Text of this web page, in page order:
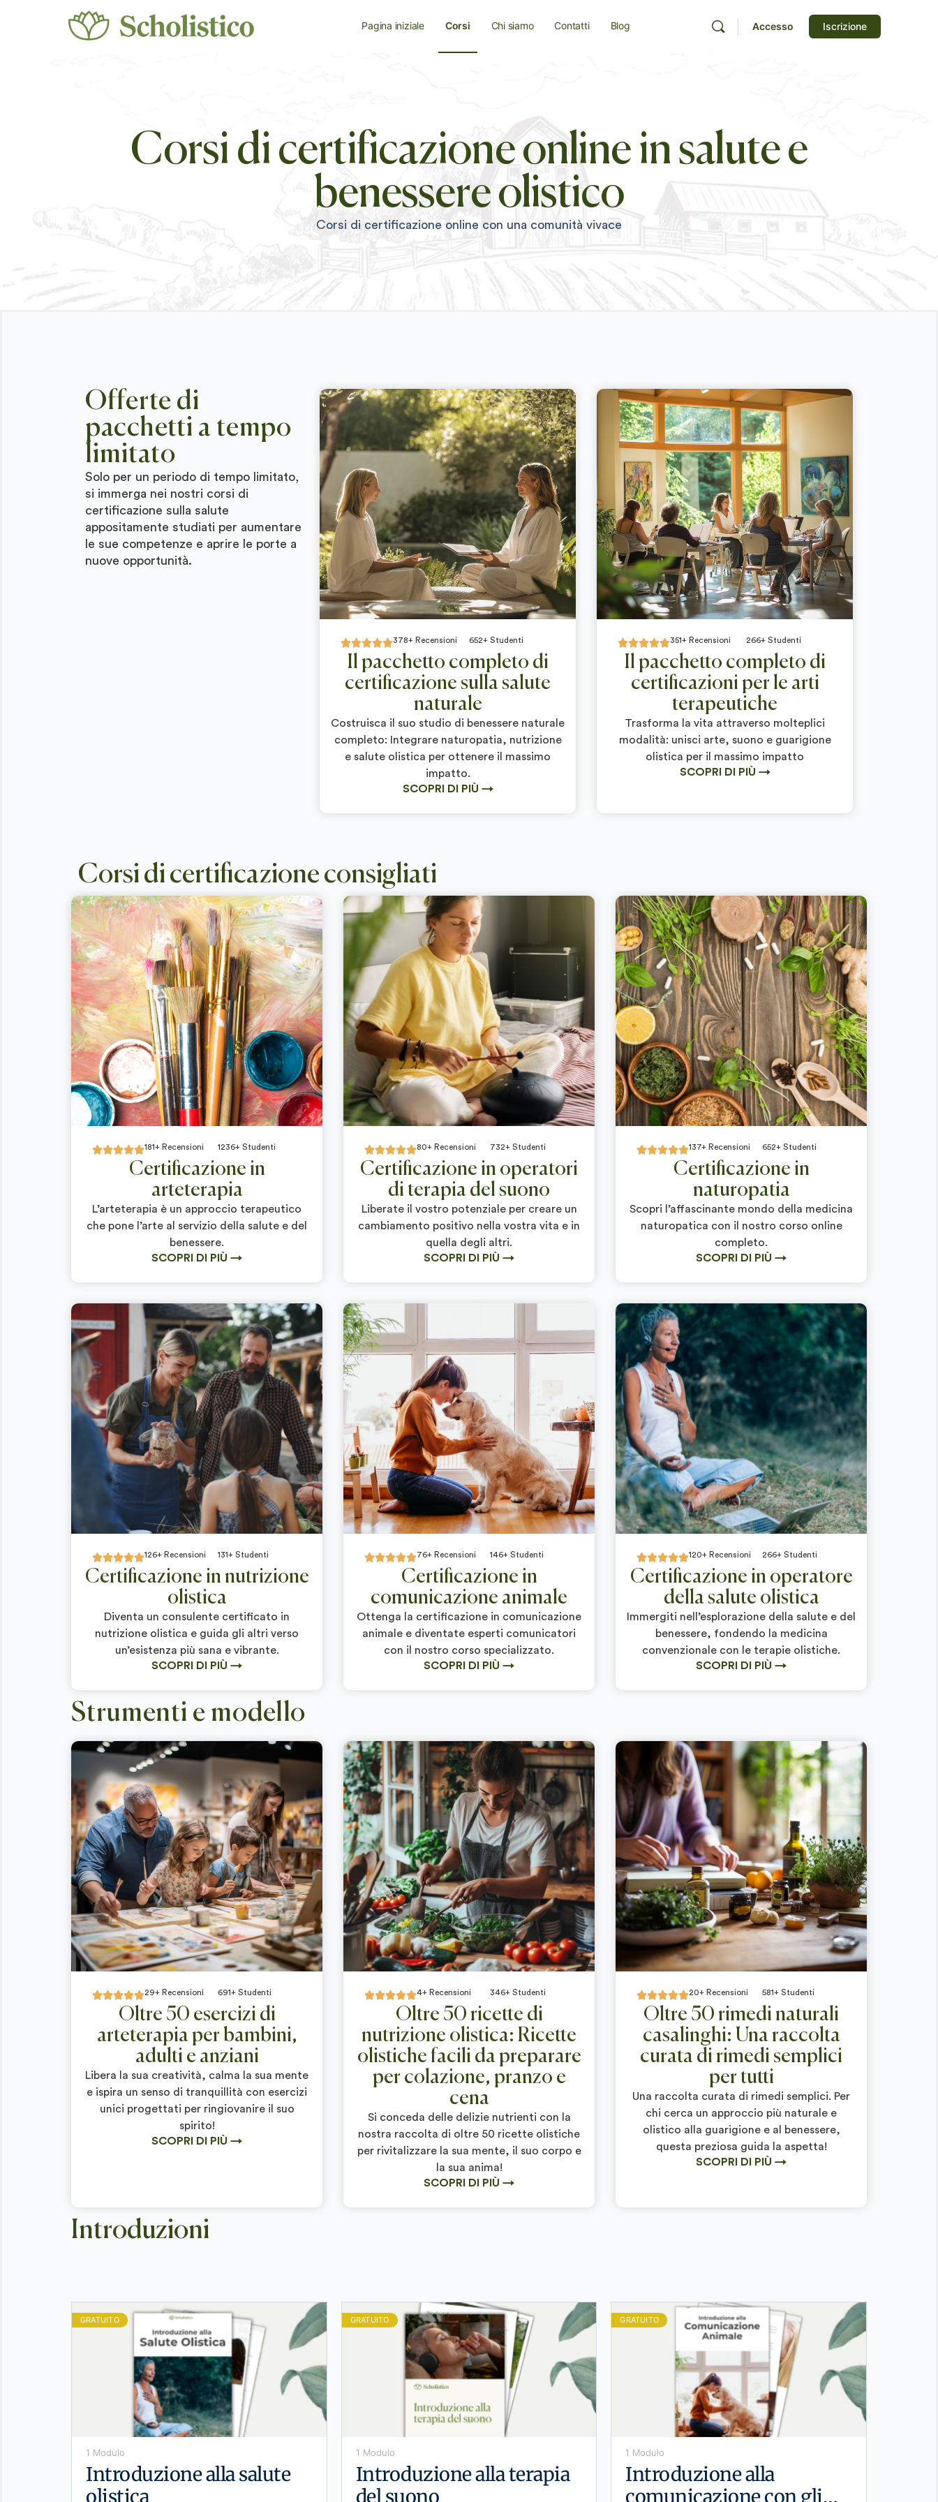
Pagina iniziale Corsi Chi siamo Contatti Blog Accesso Iscrizione
Corsi di certificazione online in salute e
benessere olistico
Corsi di certificazione online con una comunità vivace
Offerte di
pacchetti a tempo
limitato
Solo per un periodo di tempo limitato,
si immerga nei nostri corsi di
certificazione sulla salute
appositamente studiati per aumentare
le sue competenze e aprire le porte a
nuove opportunità.
378+ Recensioni 652+ Studenti
Il pacchetto completo di
certificazione sulla salute
naturale
Costruisca il suo studio di benessere naturale
completo: Integrare naturopatia, nutrizione
e salute olistica per ottenere il massimo
impatto.
SCOPRI DI PIÙ →
351+ Recensioni 266+ Studenti
Il pacchetto completo di
certificazioni per le arti
terapeutiche
Trasforma la vita attraverso molteplici
modalità: unisci arte, suono e guarigione
olistica per il massimo impatto
SCOPRI DI PIÙ →
Corsi di certificazione consigliati
181+ Recensioni 1236+ Studenti
Certificazione in
arteterapia
L’arteterapia è un approccio terapeutico
che pone l’arte al servizio della salute e del
benessere.
SCOPRI DI PIÙ →
80+ Recensioni 732+ Studenti
Certificazione in operatori
di terapia del suono
Liberate il vostro potenziale per creare un
cambiamento positivo nella vostra vita e in
quella degli altri.
SCOPRI DI PIÙ →
137+ Recensioni 652+ Studenti
Certificazione in
naturopatia
Scopri l’affascinante mondo della medicina
naturopatica con il nostro corso online
completo.
SCOPRI DI PIÙ →
126+ Recensioni 131+ Studenti
Certificazione in nutrizione
olistica
Diventa un consulente certificato in
nutrizione olistica e guida gli altri verso
un’esistenza più sana e vibrante.
SCOPRI DI PIÙ →
76+ Recensioni 146+ Studenti
Certificazione in
comunicazione animale
Ottenga la certificazione in comunicazione
animale e diventate esperti comunicatori
con il nostro corso specializzato.
SCOPRI DI PIÙ →
120+ Recensioni 266+ Studenti
Certificazione in operatore
della salute olistica
Immergiti nell’esplorazione della salute e del
benessere, fondendo la medicina
convenzionale con le terapie olistiche.
SCOPRI DI PIÙ →
Strumenti e modello
29+ Recensioni 691+ Studenti
Oltre 50 esercizi di
arteterapia per bambini,
adulti e anziani
Libera la sua creatività, calma la sua mente
e ispira un senso di tranquillità con esercizi
unici progettati per ringiovanire il suo
spirito!
SCOPRI DI PIÙ →
4+ Recensioni 346+ Studenti
Oltre 50 ricette di
nutrizione olistica: Ricette
olistiche facili da preparare
per colazione, pranzo e
cena
Si conceda delle delizie nutrienti con la
nostra raccolta di oltre 50 ricette olistiche
per rivitalizzare la sua mente, il suo corpo e
la sua anima!
SCOPRI DI PIÙ →
20+ Recensioni 581+ Studenti
Oltre 50 rimedi naturali
casalinghi: Una raccolta
curata di rimedi semplici
per tutti
Una raccolta curata di rimedi semplici. Per
chi cerca un approccio più naturale e
olistico alla guarigione e al benessere,
questa preziosa guida la aspetta!
SCOPRI DI PIÙ →
Introduzioni
GRATUITO
1 Modulo
Introduzione alla salute
olistica
GRATUITO
1 Modulo
Introduzione alla terapia
del suono
GRATUITO
1 Modulo
Introduzione alla
comunicazione con gli